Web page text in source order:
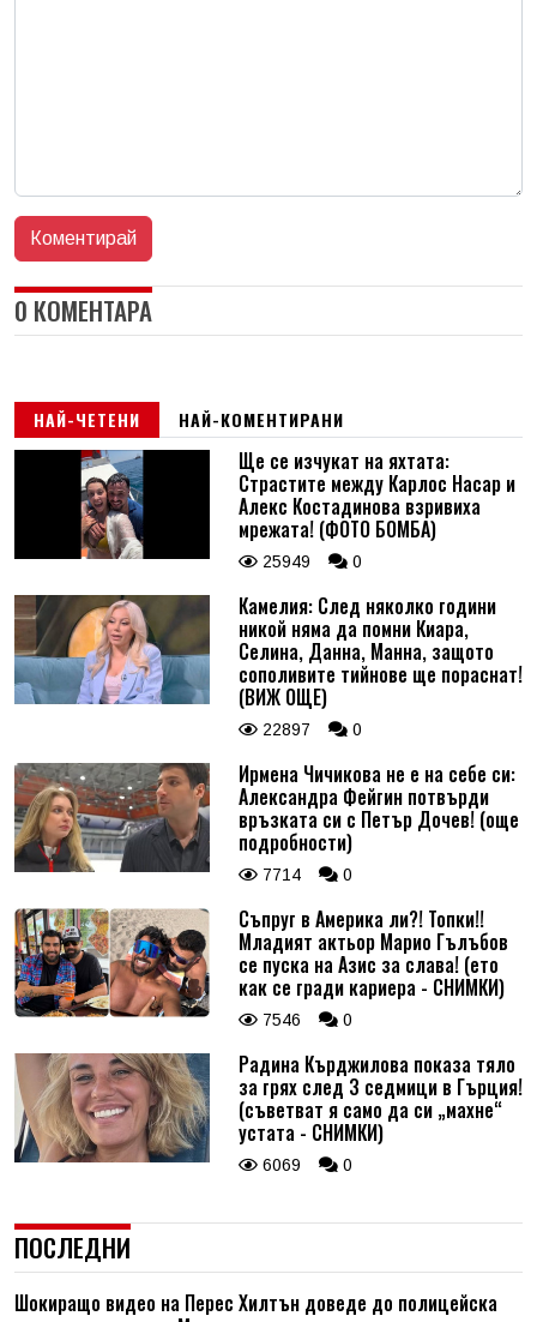
0 КОМЕНТАРА
НАЙ-ЧЕТЕНИ НАЙ-КОМЕНТИРАНИ
Ще се изчукат на яхтата:
Страстите между Карлос Насар и
Алекс Костадинова взривиха
мрежата! (ФОТО БОМБА)
25949 0
Камелия: След няколко години
никой няма да помни Киара,
Селина, Данна, Манна, защото
сополивите тийнове ще пораснат!
(ВИЖ ОЩЕ)
22897 0
Ирмена Чичикова не е на себе си:
Александра Фейгин потвърди
връзката си с Петър Дочев! (още
подробности)
7714 0
Съпруг в Америка ли?! Топки!!
Младият актьор Марио Гълъбов
се пуска на Азис за слава! (ето
как се гради кариера - СНИМКИ)
7546 0
Радина Кърджилова показа тяло
за грях след 3 седмици в Гърция!
(съветват я само да си „махне“
устата - СНИМКИ)
6069 0
ПОСЛЕДНИ
Шокиращо видео на Перес Хилтън доведе до полицейска